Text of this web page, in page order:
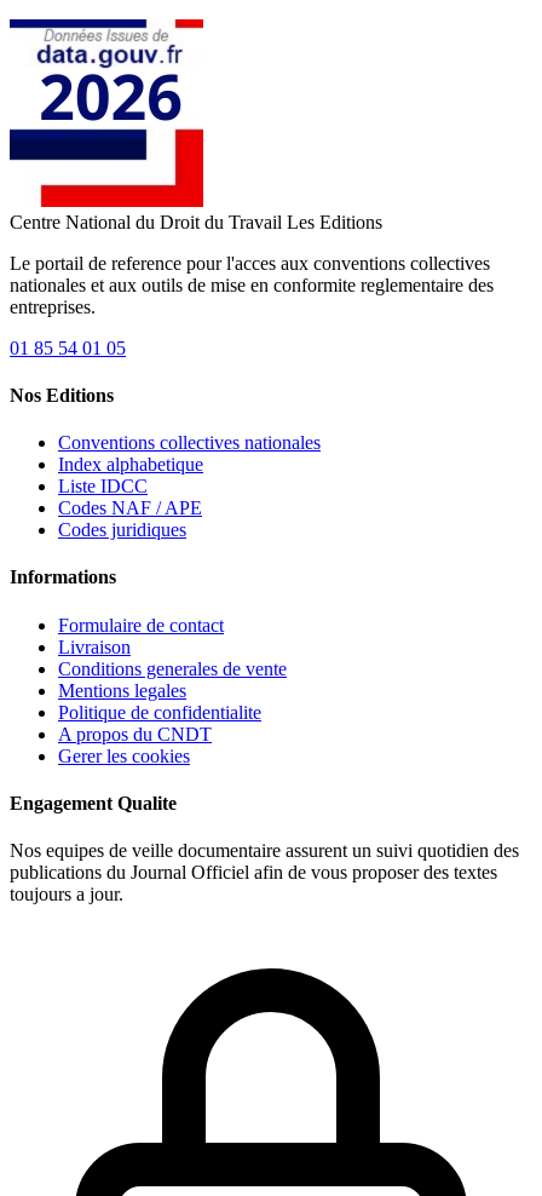
Centre National du Droit du Travail Les Editions
Le portail de reference pour l'acces aux conventions collectives
nationales et aux outils de mise en conformite reglementaire des
entreprises.
01 85 54 01 05
Nos Editions
Conventions collectives nationales
Index alphabetique
Liste IDCC
Codes NAF / APE
Codes juridiques
Informations
Formulaire de contact
Livraison
Conditions generales de vente
Mentions legales
Politique de confidentialite
A propos du CNDT
Gerer les cookies
Engagement Qualite
Nos equipes de veille documentaire assurent un suivi quotidien des
publications du Journal Officiel afin de vous proposer des textes
toujours a jour.